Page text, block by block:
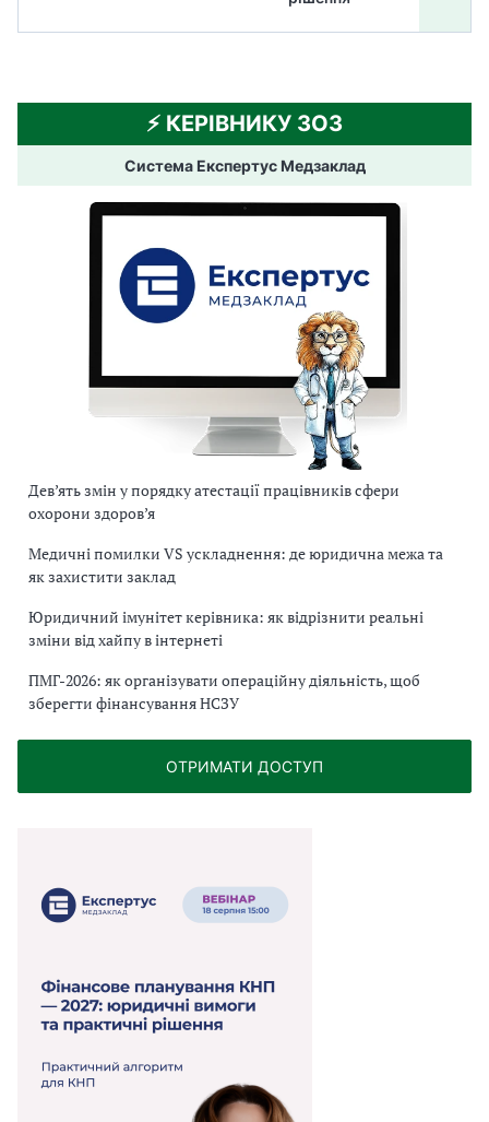
⚡️ КЕРІВНИКУ ЗОЗ
Система Експертус Медзаклад
Дев’ять змін у порядку атестації працівників сфери
охорони здоров’я
Медичні помилки VS ускладнення: де юридична межа та
як захистити заклад
Юридичний імунітет керівника: як відрізнити реальні
зміни від хайпу в інтернеті
ПМГ-2026: як організувати операційну діяльність, щоб
зберегти фінансування НСЗУ
ОТРИМАТИ ДОСТУП